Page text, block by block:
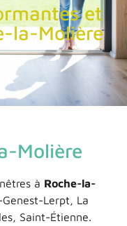
et
la-Molière
Molière
à Roche-la-
Lerpt, La
Saint-Étienne.